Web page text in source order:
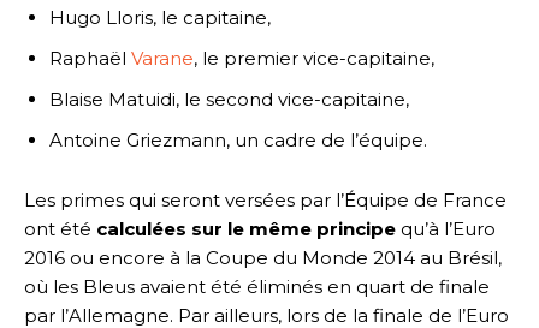
Hugo Lloris, le capitaine,
Raphaël Varane, le premier vice-capitaine,
Blaise Matuidi, le second vice-capitaine,
Antoine Griezmann, un cadre de l’équipe.
Les primes qui seront versées par l’Équipe de France
ont été calculées sur le même principe qu’à l’Euro
2016 ou encore à la Coupe du Monde 2014 au Brésil,
où les Bleus avaient été éliminés en quart de finale
par l’Allemagne. Par ailleurs, lors de la finale de l’Euro